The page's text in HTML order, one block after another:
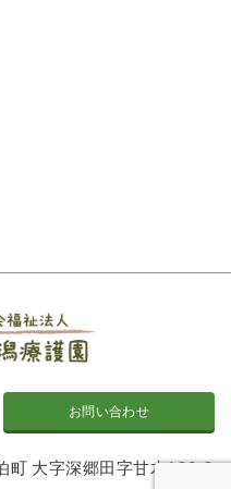
お問い合わせ
町 大字深郷田字甘木120-2